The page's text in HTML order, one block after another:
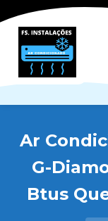
Ar
G-
Btus